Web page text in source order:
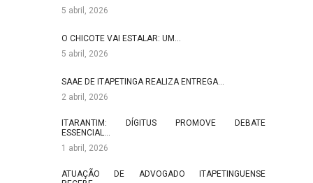
5 abril, 2026
O CHICOTE VAI ESTALAR: UM…
5 abril, 2026
SAAE DE ITAPETINGA REALIZA ENTREGA…
2 abril, 2026
ITARANTIM: DÍGITUS PROMOVE DEBATE
ESSENCIAL…
1 abril, 2026
ATUAÇÃO DE ADVOGADO ITAPETINGUENSE